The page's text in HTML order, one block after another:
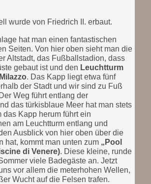
wurde von Friedrich II. erbaut.
hat man einen fantastischen
Seiten. Von hier oben sieht man die
Altstadt, das Fußballstadion, dass
gebaut ist und den Leuchtturm
. Das Kapp liegt etwa fünf
der Stadt und wir sind zu Fuß
Weg führt entlang der
das türkisblaue Meer hat man stets
das Kapp herum führt ein
am Leuchtturm entlang und
Ausblick von hier oben über die
hat, kommt man unten zum
„Pool
di Venere) . Diese kleine, runde
viele Badegäste an. Jetzt
vor allem die meterhohen Wellen,
Wucht auf die Felsen trafen.